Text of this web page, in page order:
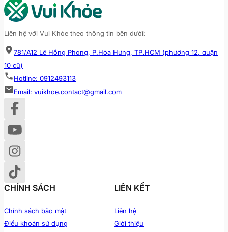
Liên hệ với Vui Khỏe theo thông tin bên dưới:
781/A12 Lê Hồng Phong, P.Hòa Hưng, TP.HCM (phường 12, quận
10 cũ)
Hotline: 0912493113
Email: vuikhoe.contact@gmail.com
CHÍNH SÁCH
Chính sách bảo mật
Điều khoản sử dụng
LIÊN KẾT
Liên hệ
Giới thiệu